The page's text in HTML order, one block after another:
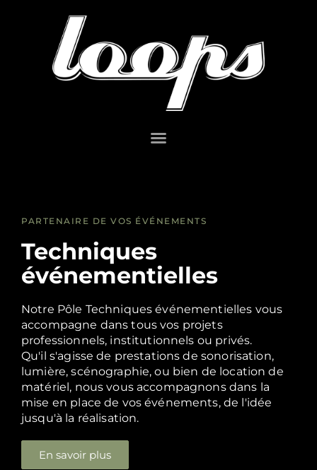
PARTENAIRE DE VOS ÉVÉNEMENTS
Techniques
événementielles
Notre Pôle Techniques événementielles vous
accompagne dans tous vos projets
professionnels, institutionnels ou privés.
Qu'il s'agisse de prestations de sonorisation,
lumière, scénographie, ou bien de location de
matériel, nous vous accompagnons dans la
mise en place de vos événements, de l'idée
jusqu'à la réalisation.
En savoir plus